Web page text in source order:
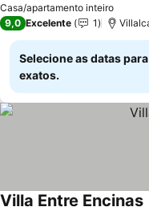
Casa/apartamento inteiro
9,0 Excelente 1
Selecione as datas
exatos.
Villa Entre Encinas